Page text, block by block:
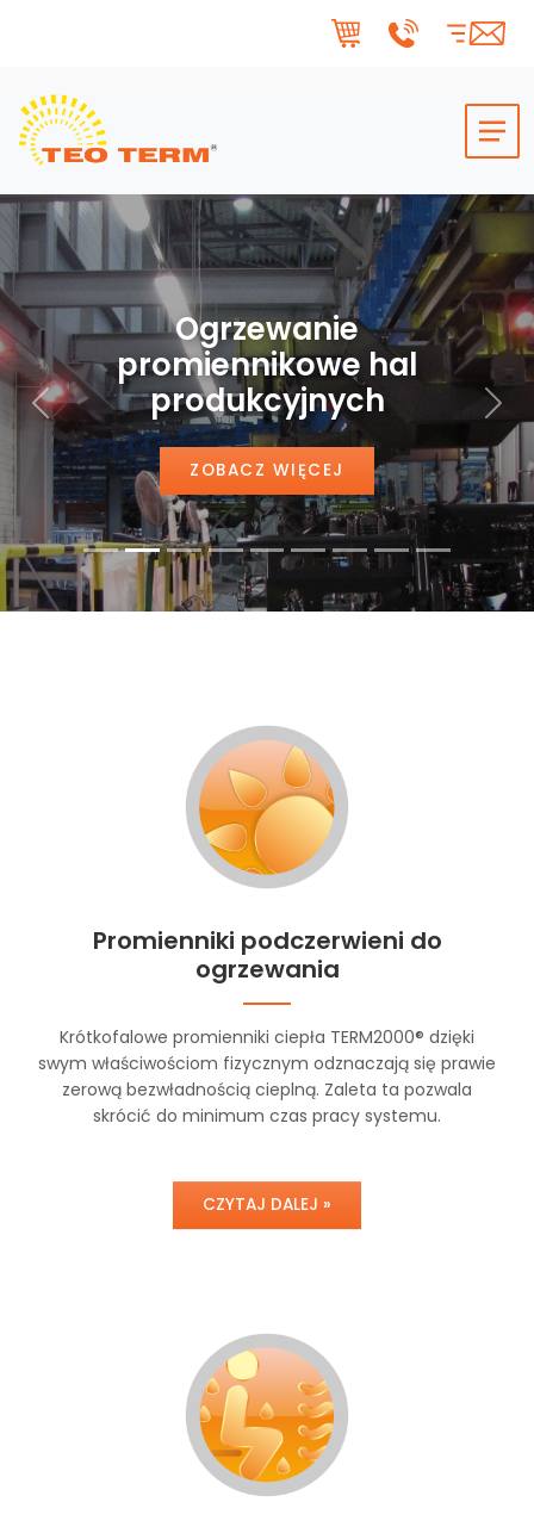
Ogrzewanie
promiennikowe hal
produkcyjnych
ZOBACZ WIĘCEJ
Poprzedni
Promienniki podczerwieni do
ogrzewania
Krótkofalowe promienniki ciepła TERM2000® dzięki
swym właściwościom fizycznym odznaczają się prawie
zerową bezwładnością cieplną. Zaleta ta pozwala
skrócić do minimum czas pracy systemu.
CZYTAJ DALEJ »